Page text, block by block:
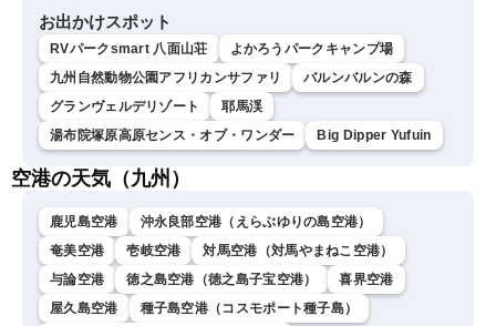
お出かけスポット
RVパークsmart 八面山荘
よかろうパークキャンプ場
九州自然動物公園アフリカンサファリ
バルンバルンの森
グランヴェルデリゾート
耶馬渓
湯布院塚原高原センス・オブ・ワンダー
Big Dipper Yufuin
空港の天気（九州）
鹿児島空港
沖永良部空港（えらぶゆりの島空港）
奄美空港
壱岐空港
対馬空港（対馬やまねこ空港）
与論空港
徳之島空港（徳之島子宝空港）
喜界空港
屋久島空港
種子島空港（コスモポート種子島）